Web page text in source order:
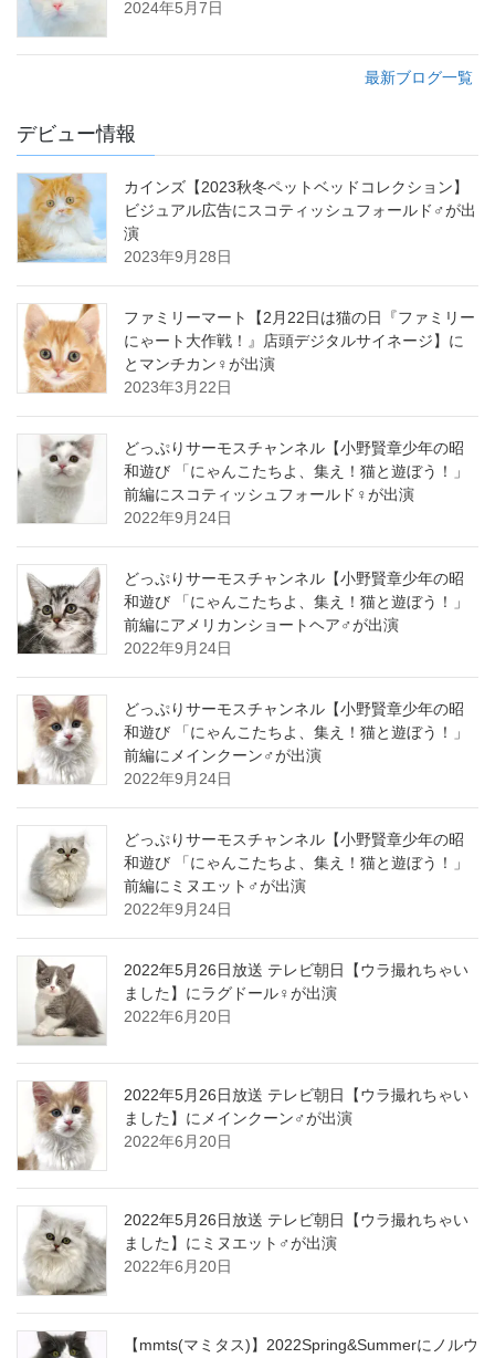
2024年5月7日
最新ブログ一覧
デビュー情報
カインズ【2023秋冬ペットベッドコレクション】
ビジュアル広告にスコティッシュフォールド♂が出
演
2023年9月28日
ファミリーマート【2月22日は猫の日『ファミリー
にゃート大作戦！』店頭デジタルサイネージ】に
とマンチカン♀が出演
2023年3月22日
どっぷりサーモスチャンネル【小野賢章少年の昭
和遊び 「にゃんこたちよ、集え！猫と遊ぼう！」
前編にスコティッシュフォールド♀が出演
2022年9月24日
どっぷりサーモスチャンネル【小野賢章少年の昭
和遊び 「にゃんこたちよ、集え！猫と遊ぼう！」
前編にアメリカンショートヘア♂が出演
2022年9月24日
どっぷりサーモスチャンネル【小野賢章少年の昭
和遊び 「にゃんこたちよ、集え！猫と遊ぼう！」
前編にメインクーン♂が出演
2022年9月24日
どっぷりサーモスチャンネル【小野賢章少年の昭
和遊び 「にゃんこたちよ、集え！猫と遊ぼう！」
前編にミヌエット♂が出演
2022年9月24日
2022年5月26日放送 テレビ朝日【ウラ撮れちゃい
ました】にラグドール♀が出演
2022年6月20日
2022年5月26日放送 テレビ朝日【ウラ撮れちゃい
ました】にメインクーン♂が出演
2022年6月20日
2022年5月26日放送 テレビ朝日【ウラ撮れちゃい
ました】にミヌエット♂が出演
2022年6月20日
【mmts(マミタス)】2022Spring&Summerにノルウ